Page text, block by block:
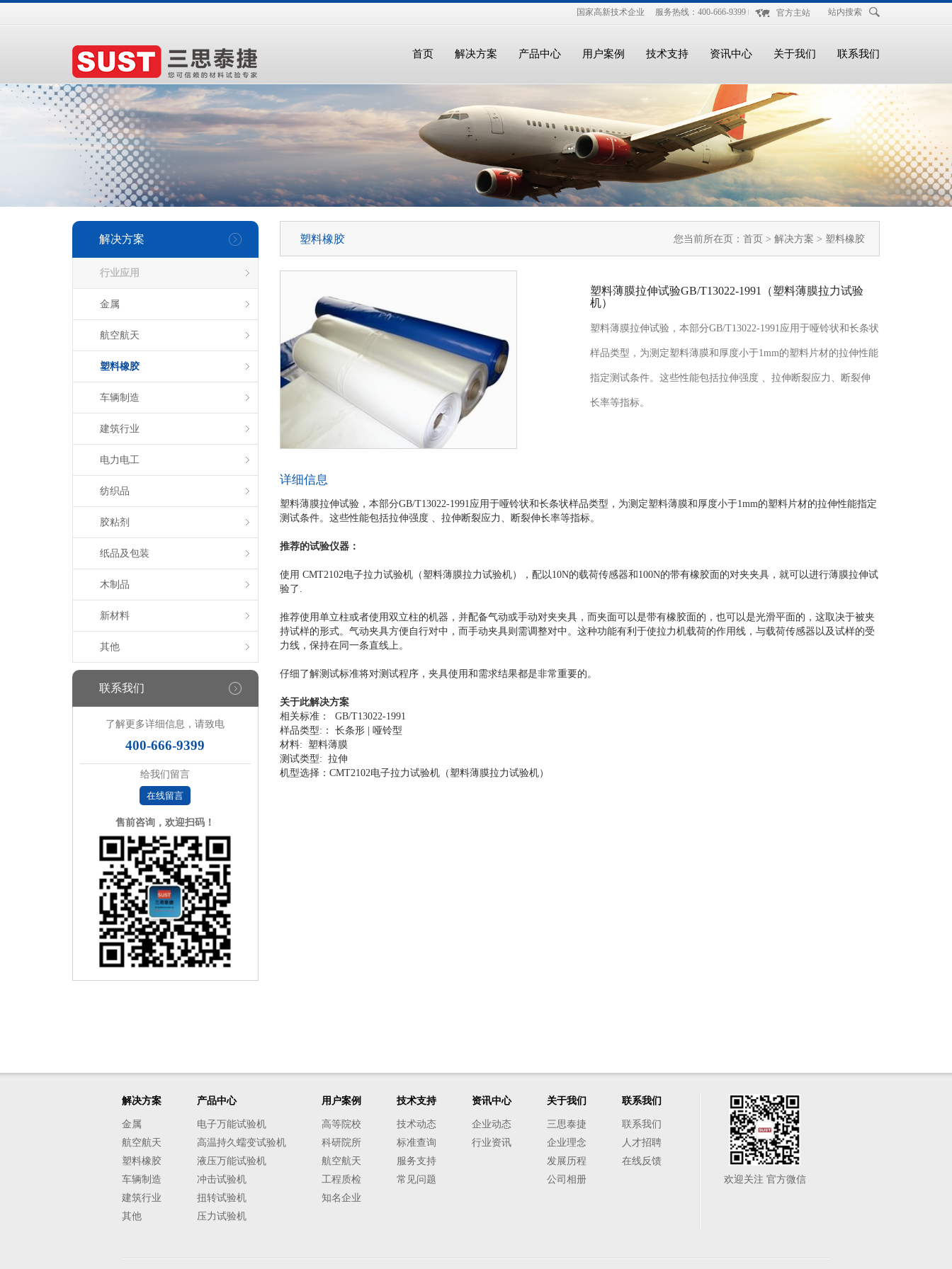
国家高新技术企业 服务热线：400-666-9399 官方主站 站内搜索
首页 解决方案 产品中心 用户案例 技术支持 资讯中心 关于我们 联系我们
解决方案
行业应用
金属
航空航天
塑料橡胶
车辆制造
建筑行业
电力电工
纺织品
胶粘剂
纸品及包装
木制品
新材料
其他
联系我们
了解更多详细信息，请致电
400-666-9399
给我们留言
在线留言
售前咨询，欢迎扫码！
塑料橡胶 您当前所在页： 首页 > 解决方案 > 塑料橡胶
塑料薄膜拉伸试验GB/T13022-1991（塑料薄膜拉力试验
机）
塑料薄膜拉伸试验，本部分GB/T13022-1991应用于哑铃状和长条状
样品类型，为测定塑料薄膜和厚度小于1mm的塑料片材的拉伸性能
指定测试条件。这些性能包括拉伸强度 、拉伸断裂应力、断裂伸
长率等指标。
详细信息
塑料薄膜拉伸试验，本部分GB/T13022-1991应用于哑铃状和长条状样品类型，为测定塑料薄膜和厚度小于1mm的塑料片材的拉伸性能指定
测试条件。这些性能包括拉伸强度 、拉伸断裂应力、断裂伸长率等指标。
推荐的试验仪器：
使用 CMT2102电子拉力试验机（塑料薄膜拉力试验机），配以10N的载荷传感器和100N的带有橡胶面的对夹夹具，就可以进行薄膜拉伸试
验了.
推荐使用单立柱或者使用双立柱的机器，并配备气动或手动对夹夹具，而夹面可以是带有橡胶面的，也可以是光滑平面的，这取决于被夹
持试样的形式。气动夹具方便自行对中，而手动夹具则需调整对中。这种功能有利于使拉力机载荷的作用线，与载荷传感器以及试样的受
力线，保持在同一条直线上。
仔细了解测试标准将对测试程序，夹具使用和需求结果都是非常重要的。
关于此解决方案
相关标准： GB/T13022-1991
样品类型:： 长条形 | 哑铃型
材料: 塑料薄膜
测试类型: 拉伸
机型选择：CMT2102电子拉力试验机（塑料薄膜拉力试验机）
解决方案
金属
航空航天
塑料橡胶
车辆制造
建筑行业
其他
产品中心
电子万能试验机
高温持久蠕变试验机
液压万能试验机
冲击试验机
扭转试验机
压力试验机
用户案例
高等院校
科研院所
航空航天
工程质检
知名企业
技术支持
技术动态
标准查询
服务支持
常见问题
资讯中心
企业动态
行业资讯
关于我们
三思泰捷
企业理念
发展历程
公司相册
联系我们
联系我们
人才招聘
在线反馈
欢迎关注 官方微信